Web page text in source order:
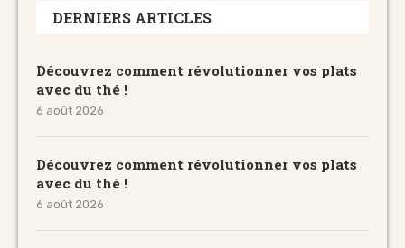
DERNIERS ARTICLES
Découvrez comment révolutionner vos plats
avec du thé !
6 août 2026
Découvrez comment révolutionner vos plats
avec du thé !
6 août 2026